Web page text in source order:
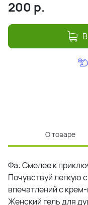
200 р.
О товаре
Фа: Смелее к
Почувствуй легкую
впечатлений с
Женский гель для